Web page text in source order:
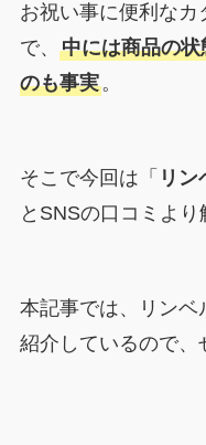
お祝い事に便利な
で、 中には商品の
のも事実。
そこで今回は「 リン
とSNSの口コミより
本記事では、リンベ
紹介しているので、